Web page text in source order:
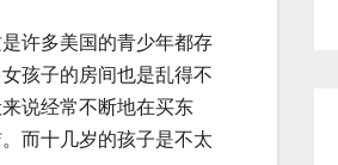
许多美国的青少年都存
孩子的房间也是乱得不
说经常不断地在买东
而十几岁的孩子是不太